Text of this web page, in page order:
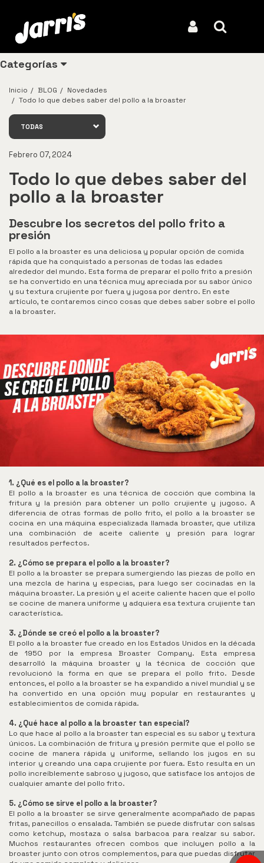
Categorías
ENTÉRATE DE TODO
Inicio BLOG
Novedades
Todo lo que debes saber del pollo a la broaster
TODAS
Febrero 07, 2024
Todo lo que debes saber del
pollo a la broaster
Descubre los secretos del pollo frito a
presión
El pollo a la broaster es una deliciosa y popular opción de comida
rápida que ha conquistado a personas de todas las edades
alrededor del mundo. Esta forma de preparar el pollo frito a presión
se ha convertido en una técnica muy apreciada por su sabor único
y su textura crujiente por fuera y jugosa por dentro. En este
artículo, te contaremos cinco cosas que debes saber sobre el pollo
a la broaster.
1. ¿Qué es el pollo a la broaster?
El pollo a la broaster es una técnica de cocción que combina la
fritura y la presión para obtener un pollo crujiente y jugoso. A
diferencia de otras formas de pollo frito, el pollo a la broaster se
cocina en una máquina especializada llamada broaster, que utiliza
una combinación de aceite caliente y presión para lograr
resultados perfectos.
2. ¿Cómo se prepara el pollo a la broaster?
El pollo a la broaster se prepara sumergiendo las piezas de pollo en
una mezcla de harina y especias, para luego ser cocinadas en la
máquina broaster. La presión y el aceite caliente hacen que el pollo
se cocine de manera uniforme y adquiera esa textura crujiente tan
característica.
3. ¿Dónde se creó el pollo a la broaster?
El pollo a la broaster fue creado en los Estados Unidos en la década
de 1950 por la empresa Broaster Company. Esta empresa
desarrolló la máquina broaster y la técnica de cocción que
revolucionó la forma en que se prepara el pollo frito. Desde
entonces, el pollo a la broaster se ha expandido a nivel mundial y se
ha convertido en una opción muy popular en restaurantes y
establecimientos de comida rápida.
4. ¿Qué hace al pollo a la broaster tan especial?
Lo que hace al pollo a la broaster tan especial es su sabor y textura
únicos. La combinación de fritura y presión permite que el pollo se
cocine de manera rápida y uniforme, sellando los jugos en su
interior y creando una capa crujiente por fuera. Esto resulta en un
pollo increíblemente sabroso y jugoso, que satisface los antojos de
cualquier amante del pollo frito.
5. ¿Cómo se sirve el pollo a la broaster?
El pollo a la broaster se sirve generalmente acompañado de papas
fritas, panecillos o ensalada. También se puede disfrutar con salsas
como ketchup, mostaza o salsa barbacoa para realzar su sabor.
Muchos restaurantes ofrecen combos que incluyen pollo a la
broaster junto con otros complementos, para que puedas disfrutar
Ver todos
los
productos
más
vendidos
Combos
Ligeros
Jarris
Hamburguesas
Apanados
Especiales
Bebidas